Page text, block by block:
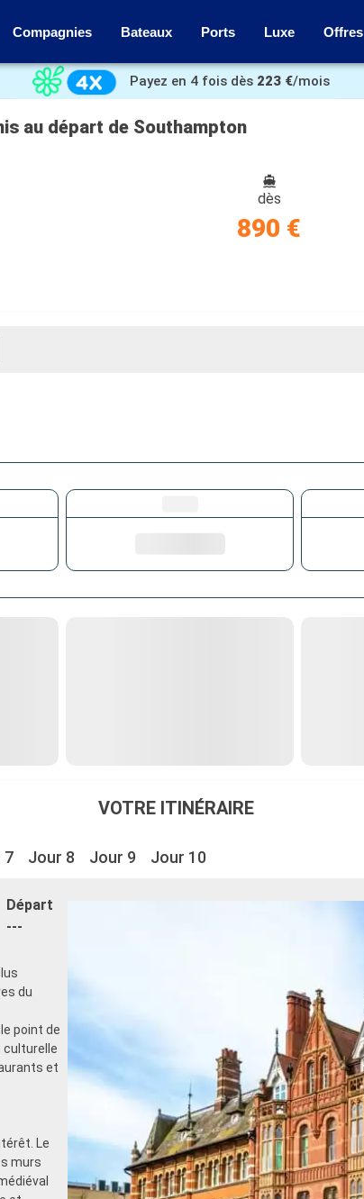
Compagnies Bateaux Ports Luxe Offres
Payez en 4 fois dès 223 €/mois
au départ de Southampton
dès
890 €
VOTRE ITINÉRAIRE
7 Jour 8 Jour 9 Jour 10
Départ
---
du
point de
culturelle
et
Le
murs